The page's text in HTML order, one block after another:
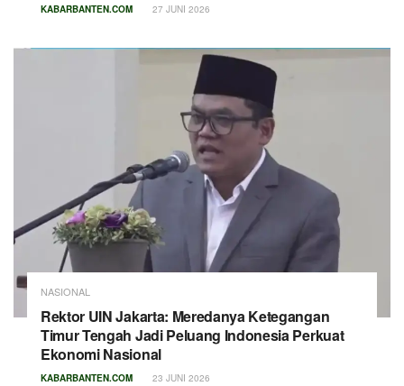
KABARBANTEN.COM 27 JUNI 2026
NASIONAL
Rektor UIN Jakarta: Meredanya Ketegangan
Timur Tengah Jadi Peluang Indonesia Perkuat
Ekonomi Nasional
KABARBANTEN.COM 23 JUNI 2026